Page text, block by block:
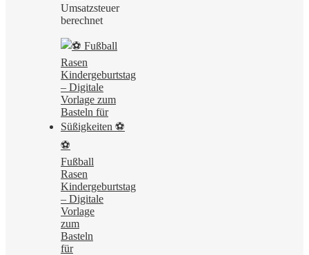
Umsatzsteuer
berechnet
⚽
Fußball
Rasen
Kindergeburtstag
– Digitale
Vorlage
zum
Basteln
für